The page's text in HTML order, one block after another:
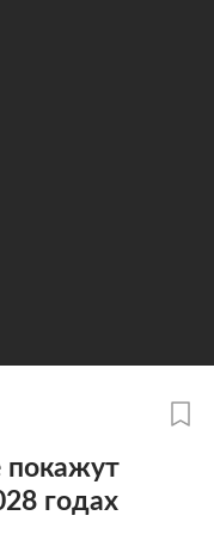
покажут
годах